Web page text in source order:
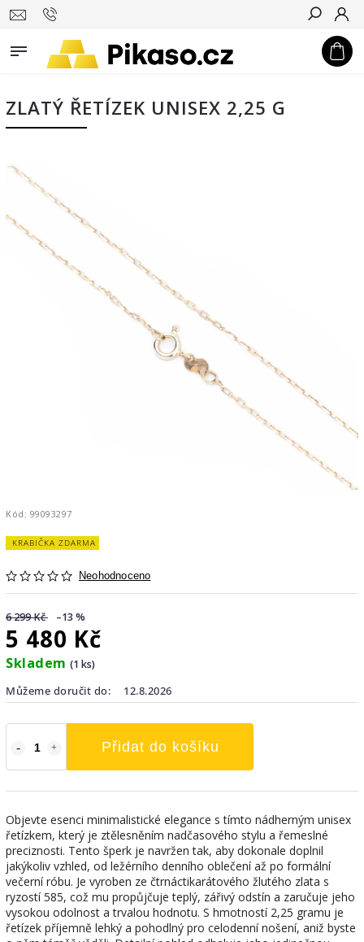
Hledat
ZLATÝ ŘETÍZEK UNISEX 2,25 G
Kód: 99093297
KRABIČKA ZDARMA
Neohodnoceno
6 299 Kč –13 %
5 480 Kč
Skladem (1 ks)
Můžeme doručit do:
12.8.2026
Přidat do košíku
Objevte esenci minimalistické elegance s tímto nádherným unisex
řetízkem, který je ztělesněním nadčasového stylu a řemeslné
preciznosti. Tento šperk je navržen tak, aby dokonale doplnil
jakýkoliv vzhled, od ležérního denního oblečení až po formální
večerní róbu. Je vyroben ze čtrnáctikarátového žlutého zlata s
ryzostí 585, což mu propůjčuje teplý, zářivý odstín a zaručuje jeho
vysokou odolnost a trvalou hodnotu. S hmotností 2,25 gramu je
řetízek příjemně lehký a pohodlný pro celodenní nošení, aniž byste